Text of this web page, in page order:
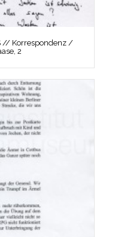
// Korrespondenz /
2